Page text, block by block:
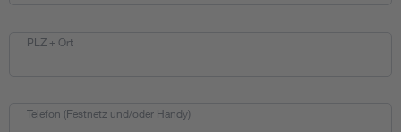
PLZ + Ort
Telefon (Festnetz und/oder Handy)